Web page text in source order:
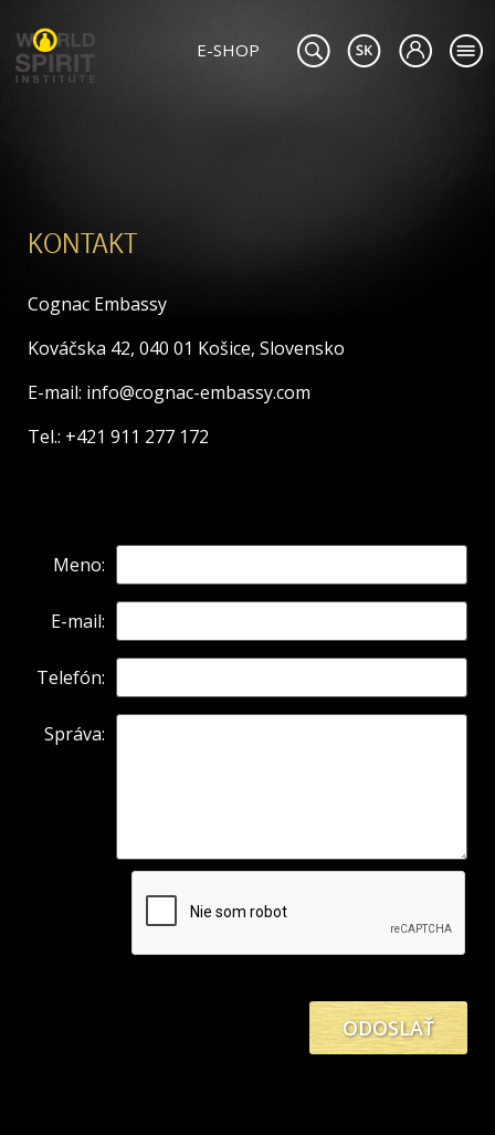
E-SHOP
KONTAKT
Cognac Embassy
Kováčska 42, 040 01 Košice, Slovensko
E-mail: info@cognac-embassy.com
Tel.: +421 911 277 172
Meno:
E-mail:
Telefón:
Správa: